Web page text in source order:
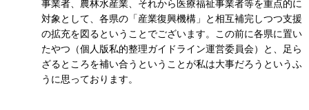
事業者、農林水産業、それから医療福祉事業者等を重点的に
対象として、各県の「産業復興機構」と相互補完しつつ支援
の拡充を図るということでございます。この前に各県に置い
たやつ（個人版私的整理ガイドライン運営委員会）と、足ら
ざるところを補い合うということが私は大事だろうというふ
うに思っております。